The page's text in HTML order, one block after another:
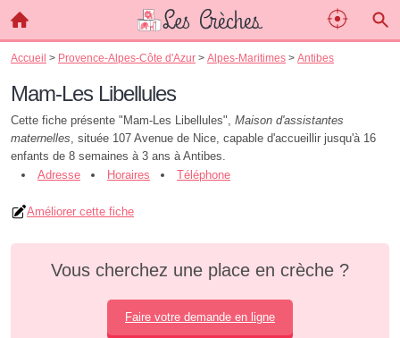
Accueil > Provence-Alpes-Côte d'Azur > Alpes-Maritimes > Antibes
Mam-Les Libellules
Cette fiche présente "Mam-Les Libellules", Maison d'assistantes
maternelles, située 107 Avenue de Nice, capable d'accueillir jusqu'à 16
enfants de 8 semaines à 3 ans à Antibes.
Adresse
Horaires Téléphone
Améliorer cette fiche
Vous cherchez une place en crèche ?
Faire votre demande en ligne